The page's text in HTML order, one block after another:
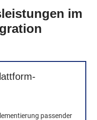
im
passender